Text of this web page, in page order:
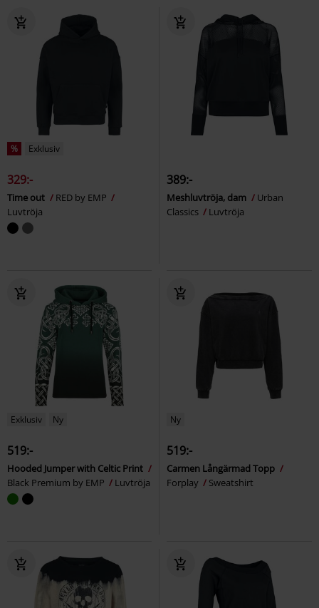
% Exklusiv
329:-
Time out
RED by EMP
Luvtröja
389:-
Meshluvtröja, dam
Urban
Classics
Luvtröja
Exklusiv Ny
519:-
Hooded Jumper with Celtic Print
Black Premium by EMP
Luvtröja
Ny
519:-
Carmen Långärmad Topp
Forplay
Sweatshirt